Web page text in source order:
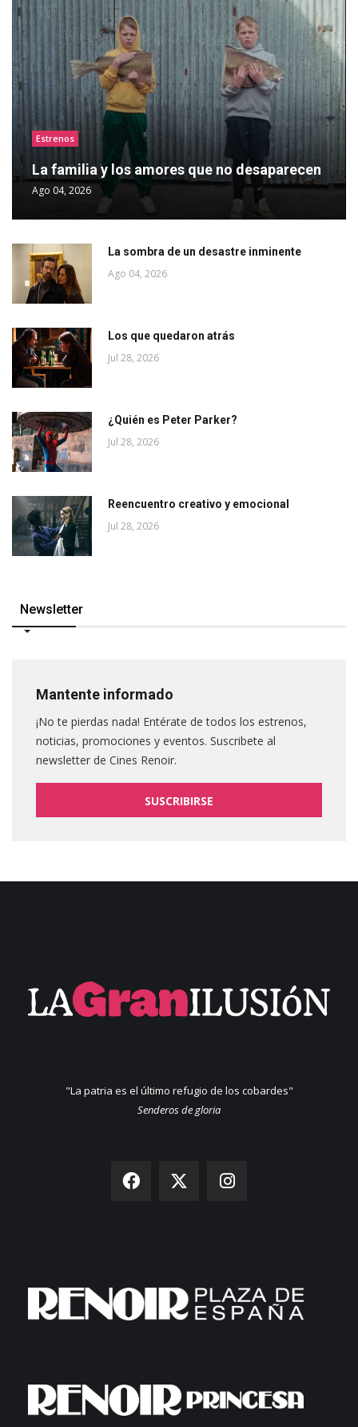
Estrenos
La familia y los amores que no desaparecen
Ago 04, 2026
La sombra de un desastre inminente
Ago 04, 2026
Los que quedaron atrás
Jul 28, 2026
¿Quién es Peter Parker?
Jul 28, 2026
Reencuentro creativo y emocional
Jul 28, 2026
Newsletter
Mantente informado
¡No te pierdas nada! Entérate de todos los estrenos,
noticias, promociones y eventos. Suscribete al
newsletter de Cines Renoir.
SUSCRIBIRSE
"La patria es el último refugio de los cobardes"
Senderos de gloria